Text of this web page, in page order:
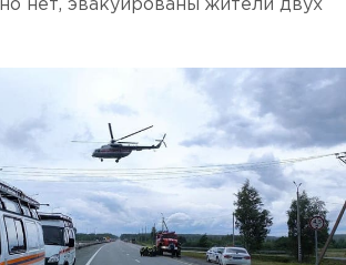
нет, эвакуированы жители двух